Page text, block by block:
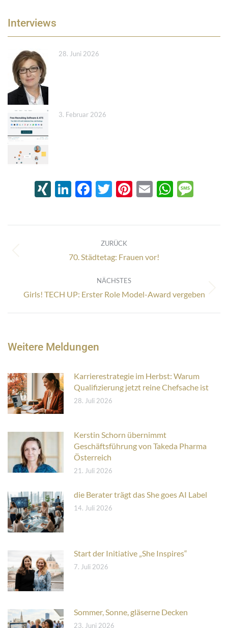
Interviews
28. Juni 2026
3. Februar 2026
XINGLinkedIn
Facebook
Twitter
Pinterest
Email
ZURÜCK
Vorheriger
70. Städtetag: Frauen vor!
NÄCHSTES
Nächster
Girls! TECH UP: Erster Role Model-Award vergeben
Weitere Meldungen
Karrierestrategie im Herbst: Warum
Qualifizierung jetzt reine Chefsache ist
28. Juli 2026
Kerstin Schorn übernimmt
Geschäftsführung von Takeda Pharma
Österreich
21. Juli 2026
die Berater trägt das She goes AI Label
14. Juli 2026
Start der Initiative „She Inspires“
7. Juli 2026
Sommer, Sonne, gläserne Decken
23. Juni 2026